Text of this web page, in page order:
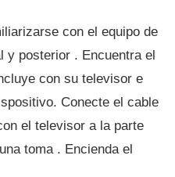
con el equipo de
y posterior . Encuentra el
con su televisor e
Conecte el cable
el televisor a la parte
toma . Encienda el